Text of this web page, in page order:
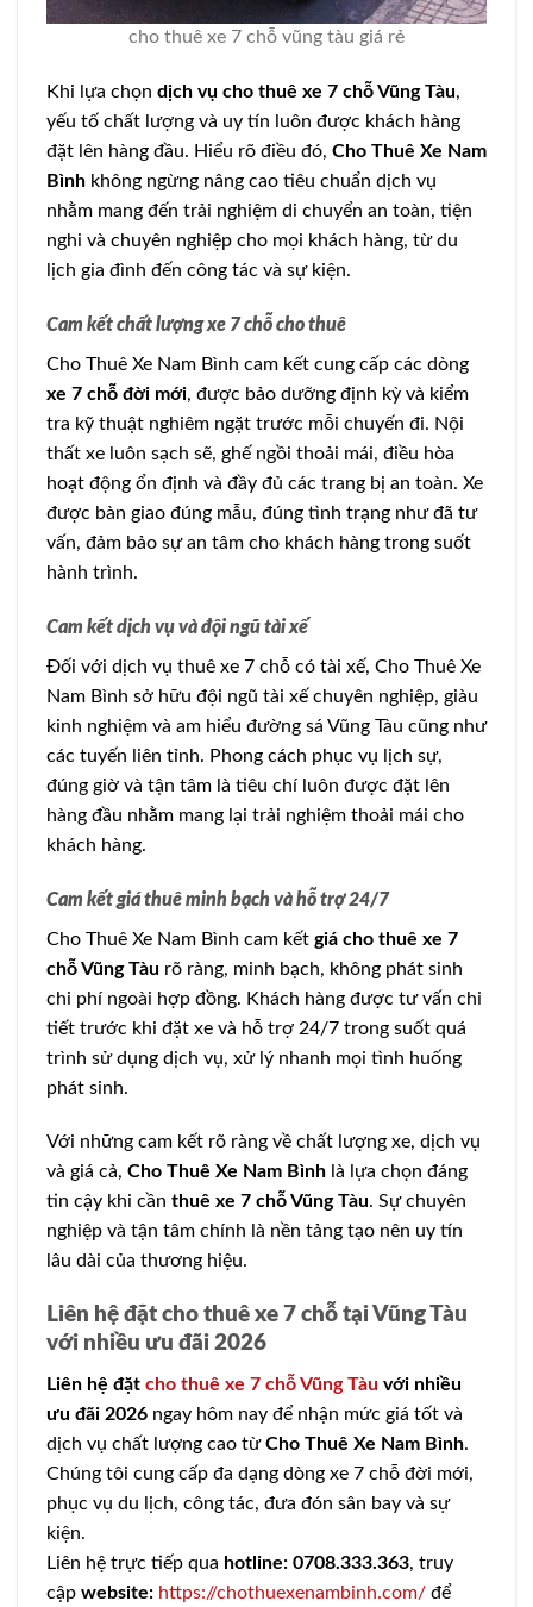
cho thuê xe 7 chỗ vũng tàu giá rẻ
Khi lựa chọn dịch vụ cho thuê xe 7 chỗ Vũng Tàu,
yếu tố chất lượng và uy tín luôn được khách hàng
đặt lên hàng đầu. Hiểu rõ điều đó, Cho Thuê Xe Nam
Bình không ngừng nâng cao tiêu chuẩn dịch vụ
nhằm mang đến trải nghiệm di chuyển an toàn, tiện
nghi và chuyên nghiệp cho mọi khách hàng, từ du
lịch gia đình đến công tác và sự kiện.
Cam kết chất lượng xe 7 chỗ cho thuê
Cho Thuê Xe Nam Bình cam kết cung cấp các dòng
xe 7 chỗ đời mới, được bảo dưỡng định kỳ và kiểm
tra kỹ thuật nghiêm ngặt trước mỗi chuyến đi. Nội
thất xe luôn sạch sẽ, ghế ngồi thoải mái, điều hòa
hoạt động ổn định và đầy đủ các trang bị an toàn. Xe
được bàn giao đúng mẫu, đúng tình trạng như đã tư
vấn, đảm bảo sự an tâm cho khách hàng trong suốt
hành trình.
Cam kết dịch vụ và đội ngũ tài xế
Đối với dịch vụ thuê xe 7 chỗ có tài xế, Cho Thuê Xe
Nam Bình sở hữu đội ngũ tài xế chuyên nghiệp, giàu
kinh nghiệm và am hiểu đường sá Vũng Tàu cũng như
các tuyến liên tỉnh. Phong cách phục vụ lịch sự,
đúng giờ và tận tâm là tiêu chí luôn được đặt lên
hàng đầu nhằm mang lại trải nghiệm thoải mái cho
khách hàng.
Cam kết giá thuê minh bạch và hỗ trợ 24/7
Cho Thuê Xe Nam Bình cam kết giá cho thuê xe 7
chỗ Vũng Tàu rõ ràng, minh bạch, không phát sinh
chi phí ngoài hợp đồng. Khách hàng được tư vấn chi
tiết trước khi đặt xe và hỗ trợ 24/7 trong suốt quá
trình sử dụng dịch vụ, xử lý nhanh mọi tình huống
phát sinh.
Với những cam kết rõ ràng về chất lượng xe, dịch vụ
và giá cả, Cho Thuê Xe Nam Bình là lựa chọn đáng
tin cậy khi cần thuê xe 7 chỗ Vũng Tàu. Sự chuyên
nghiệp và tận tâm chính là nền tảng tạo nên uy tín
lâu dài của thương hiệu.
Liên hệ đặt cho thuê xe 7 chỗ tại Vũng Tàu
với nhiều ưu đãi 2026
Liên hệ đặt cho thuê xe 7 chỗ Vũng Tàu với nhiều
ưu đãi 2026 ngay hôm nay để nhận mức giá tốt và
dịch vụ chất lượng cao từCho Thuê Xe Nam Bình.
Chúng tôi cung cấp đa dạng dòng xe 7 chỗ đời mới,
phục vụ du lịch, công tác, đưa đón sân bay và sự
kiện.
Liên hệ trực tiếp qua hotline: 0708.333.363, truy
cập website: https://chothuexenambinh.com/ để